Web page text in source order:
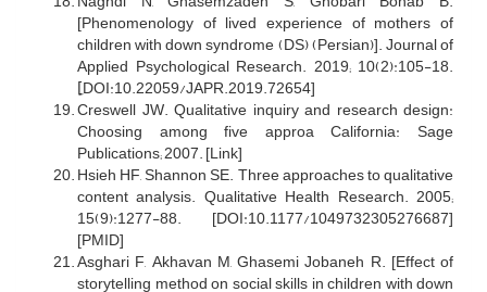
[Phenomenology of lived experience of mothers of
children with down syndrome (DS) (Persian)]. Journal of
Applied Psychological Research. 2019; 10(2):105-18.
[ِDOI:10.22059/JAPR.2019.72654]
Creswell JW. Qualitative inquiry and research design:
Choosing among five approa California: Sage
Publications; 2007. [Link]
Hsieh HF, Shannon SE. Three approaches to qualitative
content analysis. Qualitative Health Research. 2005;
15(9):1277-88. [DOI:10.1177/1049732305276687]
[PMID]
Asghari F, Akhavan M, Ghasemi Jobaneh R. [Effect of
storytelling method on social skills in children with down